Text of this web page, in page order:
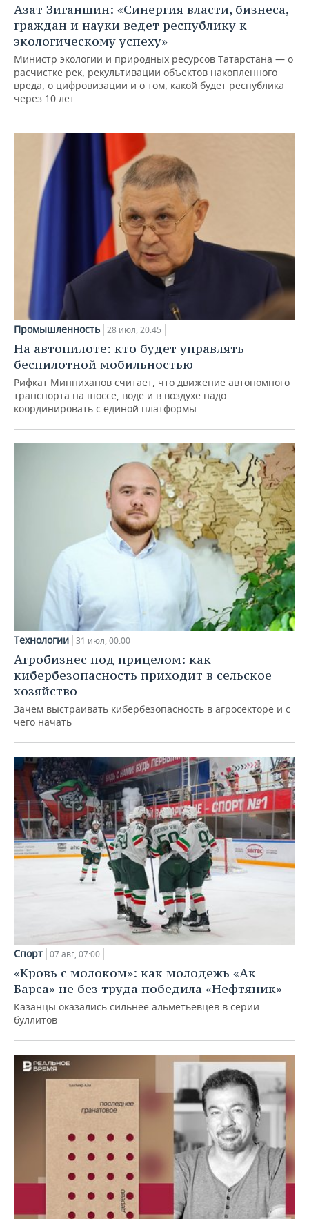
Азат Зиганшин: «Синергия власти, бизнеса,
граждан и науки ведет республику к
экологическому успеху»
Министр экологии и природных ресурсов Татарстана — о
расчистке рек, рекультивации объектов накопленного
вреда, о цифровизации и о том, какой будет республика
через 10 лет
Промышленность 28 июл, 20:45
На автопилоте: кто будет управлять
беспилотной мобильностью
Рифкат Минниханов считает, что движение автономного
транспорта на шоссе, воде и в воздухе надо
координировать с единой платформы
Технологии 31 июл, 00:00
Агробизнес под прицелом: как
кибербезопасность приходит в сельское
хозяйство
Зачем выстраивать кибербезопасность в агросекторе и с
чего начать
Спорт 07 авг, 07:00
«Кровь с молоком»: как молодежь «Ак
Барса» не без труда победила «Нефтяник»
Казанцы оказались сильнее альметьевцев в серии
буллитов